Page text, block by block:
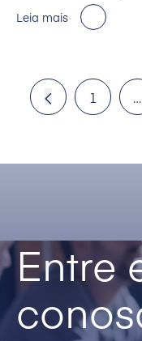
Leia mais
1 …
Entre